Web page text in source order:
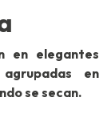
en elegantes
en
se secan.